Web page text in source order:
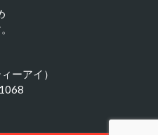
ーアイ）